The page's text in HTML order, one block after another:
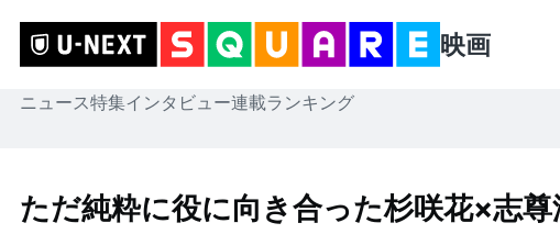
映画
ニュース特集インタビュー連載ランキング
ただ純粋に役に向き合った杉咲花×志